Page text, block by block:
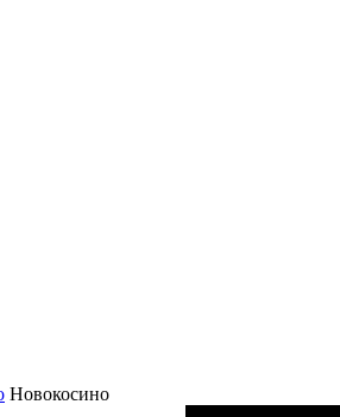
Новокосино